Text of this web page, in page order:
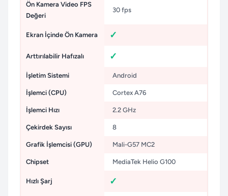
Ön Kamera Video FPS
Değeri
30 fps
Ekran İçinde Ön Kamera
Arttırılabilir Hafızalı
İşletim Sistemi Android
İşlemci (CPU) Cortex A76
İşlemci Hızı 2.2 GHz
Çekirdek Sayısı 8
Grafik İşlemcisi (GPU) Mali-G57 MC2
Chipset MediaTek Helio G100
Hızlı Şarj